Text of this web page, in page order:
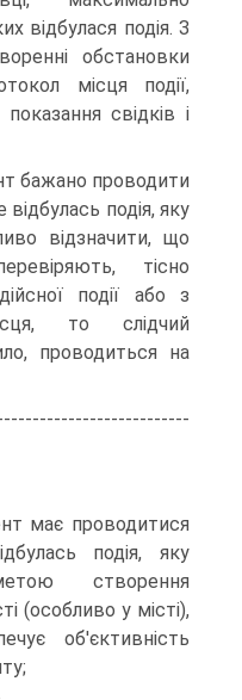
відбулася подія. З
обстановки
місця події,
свідків і
бажано проводити
подія, яку
відзначити, що
тісно
події або з
то слідчий
проводиться на
має проводитися
подія, яку
створення
(особливо у місті),
об'єктивність